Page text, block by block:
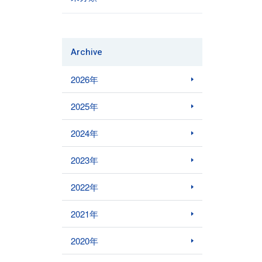
Archive
2026年
2025年
2024年
2023年
2022年
2021年
2020年